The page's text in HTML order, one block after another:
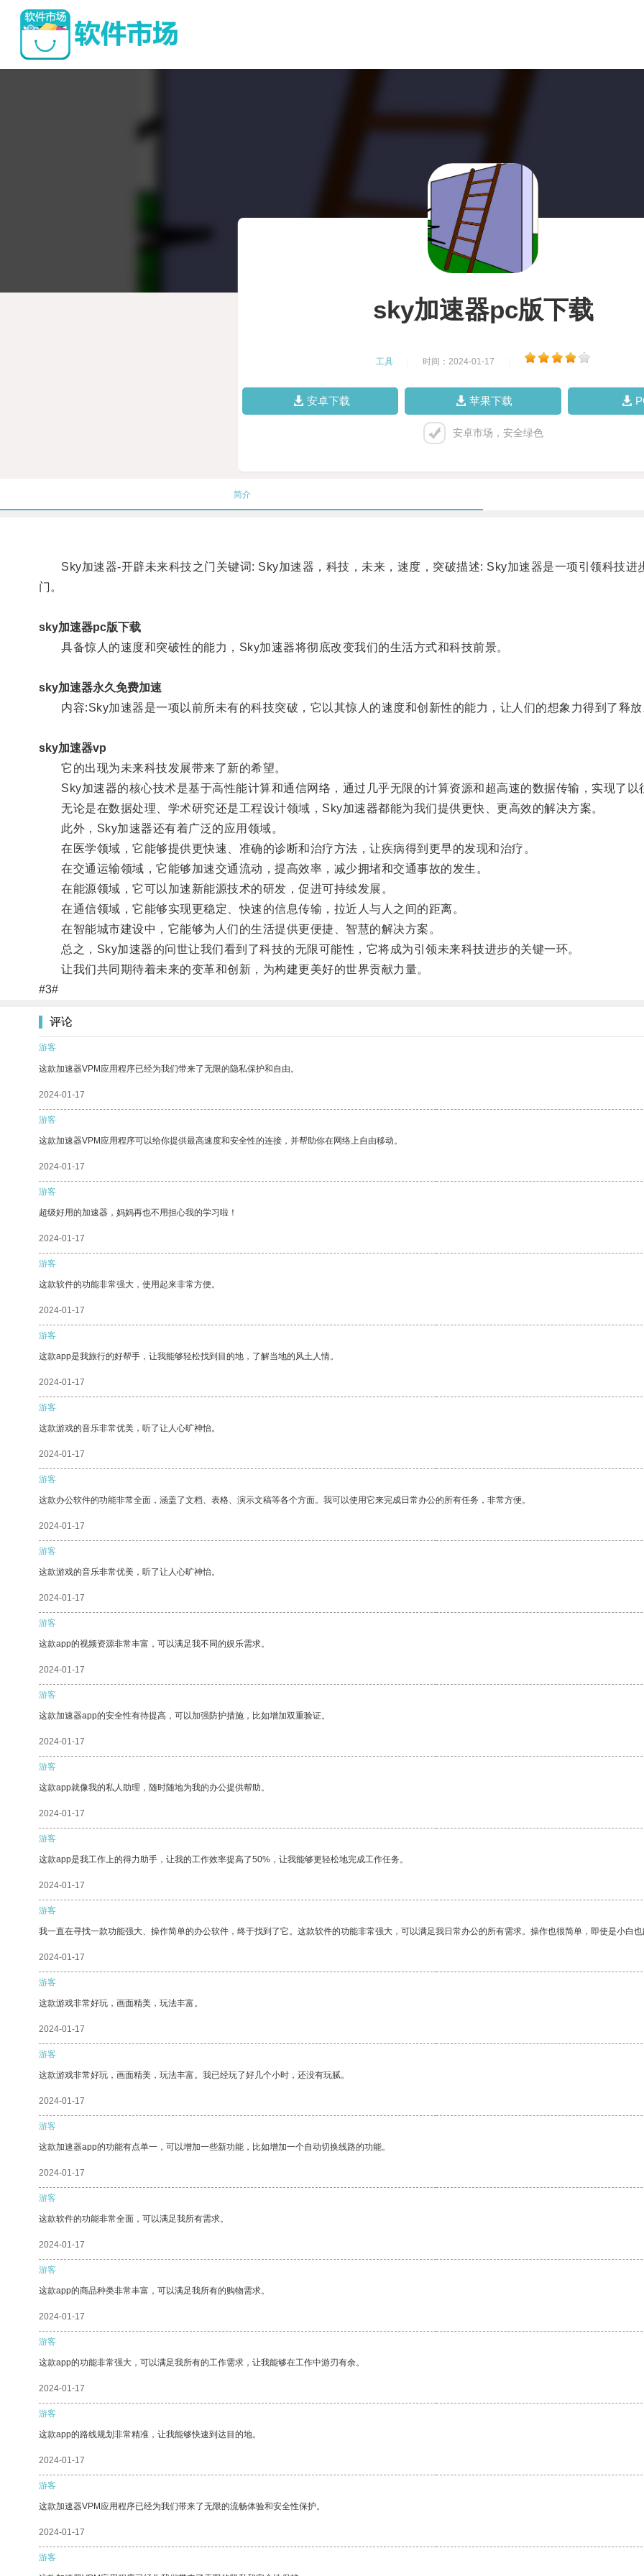
sky加速器pc版下载
工具 时间：2024-01-17
安卓下载 苹果下载
安卓市场，安全绿色
简介
Sky加速器-开辟未来科技之门关键词: Sky加速器，科技，未来，速度，突破描述: Sky加速器是一项引领科技进
门。
sky加速器pc版下载
具备惊人的速度和突破性的能力，Sky加速器将彻底改变我们的生活方式和科技前景。
sky加速器永久免费加速
内容:Sky加速器是一项以前所未有的科技突破，它以其惊人的速度和创新性的能力，让人们的想象力得到了释放
sky加速器vp
它的出现为未来科技发展带来了新的希望。
Sky加速器的核心技术是基于高性能计算和通信网络，通过几乎无限的计算资源和超高速的数据传输，实现了以
无论是在数据处理、学术研究还是工程设计领域，Sky加速器都能为我们提供更快、更高效的解决方案。
此外，Sky加速器还有着广泛的应用领域。
在医学领域，它能够提供更快速、准确的诊断和治疗方法，让疾病得到更早的发现和治疗。
在交通运输领域，它能够加速交通流动，提高效率，减少拥堵和交通事故的发生。
在能源领域，它可以加速新能源技术的研发，促进可持续发展。
在通信领域，它能够实现更稳定、快速的信息传输，拉近人与人之间的距离。
在智能城市建设中，它能够为人们的生活提供更便捷、智慧的解决方案。
总之，Sky加速器的问世让我们看到了科技的无限可能性，它将成为引领未来科技进步的关键一环。
让我们共同期待着未来的变革和创新，为构建更美好的世界贡献力量。
#3#
评论
游客
这款加速器VPM应用程序已经为我们带来了无限的隐私保护和自由。
2024-01-17
游客
这款加速器VPM应用程序可以给你提供最高速度和安全性的连接，并帮助你在网络上自由移动。
2024-01-17
游客
超级好用的加速器，妈妈再也不用担心我的学习啦！
2024-01-17
游客
这款软件的功能非常强大，使用起来非常方便。
2024-01-17
游客
这款app是我旅行的好帮手，让我能够轻松找到目的地，了解当地的风土人情。
2024-01-17
游客
这款游戏的音乐非常优美，听了让人心旷神怡。
2024-01-17
游客
这款办公软件的功能非常全面，涵盖了文档、表格、演示文稿等各个方面。我可以使用它来完成日常办公的所有任务，非常方便。
2024-01-17
游客
这款游戏的音乐非常优美，听了让人心旷神怡。
2024-01-17
游客
这款app的视频资源非常丰富，可以满足我不同的娱乐需求。
2024-01-17
游客
这款加速器app的安全性有待提高，可以加强防护措施，比如增加双重验证。
2024-01-17
游客
这款app就像我的私人助理，随时随地为我的办公提供帮助。
2024-01-17
游客
这款app是我工作上的得力助手，让我的工作效率提高了50%，让我能够更轻松地完成工作任务。
2024-01-17
游客
我一直在寻找一款功能强大、操作简单的办公软件，终于找到了它。这款软件的功能非常强大，可以满足我日常办公的所有需求。操作也很简单，即使是小白也
2024-01-17
游客
这款游戏非常好玩，画面精美，玩法丰富。
2024-01-17
游客
这款游戏非常好玩，画面精美，玩法丰富。我已经玩了好几个小时，还没有玩腻。
2024-01-17
游客
这款加速器app的功能有点单一，可以增加一些新功能，比如增加一个自动切换线路的功能。
2024-01-17
游客
这款软件的功能非常全面，可以满足我所有需求。
2024-01-17
游客
这款app的商品种类非常丰富，可以满足我所有的购物需求。
2024-01-17
游客
这款app的功能非常强大，可以满足我所有的工作需求，让我能够在工作中游刃有余。
2024-01-17
游客
这款app的路线规划非常精准，让我能够快速到达目的地。
2024-01-17
游客
这款加速器VPM应用程序已经为我们带来了无限的流畅体验和安全性保护。
2024-01-17
游客